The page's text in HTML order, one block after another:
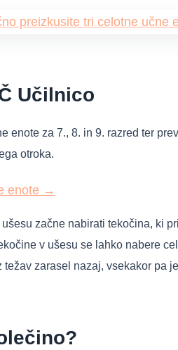
Učilnico
enote za 7., 8. in 9. razred ter
otroka.
enote →
začne nabirati tekočina, ki
v ušesu se lahko nabere
zarasel nazaj, vsekakor pa